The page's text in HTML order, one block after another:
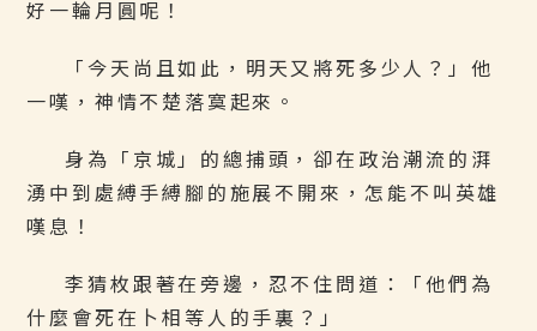
好一輪月圓呢！
「今天尚且如此，明天又將死多少人？」他
一嘆，神情不楚落寞起來。
身為「京城」的總捕頭，卻在政治潮流的湃
湧中到處縛手縛腳的施展不開來，怎能不叫英雄
嘆息！
李猜枚跟著在旁邊，忍不住問道：「他們為
什麼會死在卜相等人的手裏？」